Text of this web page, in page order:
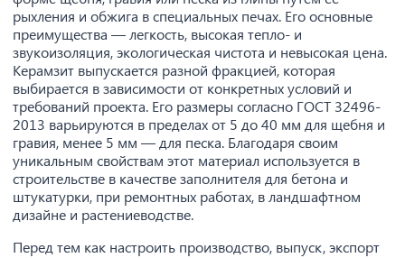
рыхления и обжига в специальных печах. Его основные
преимущества — легкость, высокая тепло- и
звукоизоляция, экологическая чистота и невысокая цена.
Керамзит выпускается разной фракцией, которая
выбирается в зависимости от конкретных условий и
требований проекта. Его размеры согласно ГОСТ 32496-
2013 варьируются в пределах от 5 до 40 мм для щебня и
гравия, менее 5 мм — для песка. Благодаря своим
уникальным свойствам этот материал используется в
строительстве в качестве заполнителя для бетона и
штукатурки, при ремонтных работах, в ландшафтном
дизайне и растениеводстве.
Перед тем как настроить производство, выпуск, экспорт